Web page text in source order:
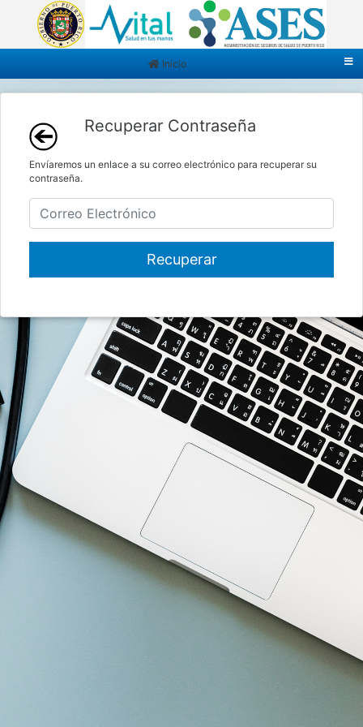
Inicio
Recuperar Contraseña
Envíaremos un enlace a su correo electrónico para recuperar su
contraseña.